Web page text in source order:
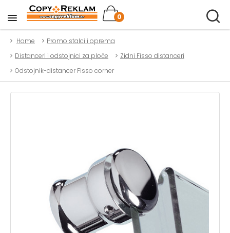
0
Home
Promo stalci i oprema
Distanceri i odstojnici za ploče
Zidni Fisso distanceri
Odstojnik-distancer Fisso corner